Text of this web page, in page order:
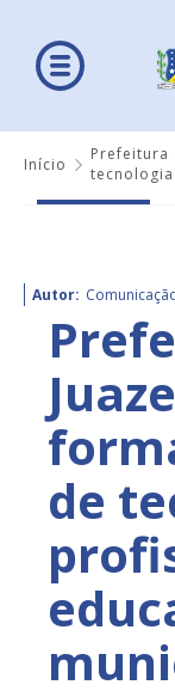
Início
Prefeitura
Autor:
de